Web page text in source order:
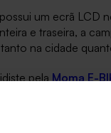
um ecrã LCD
e traseira, a
na cidade
pela Moma E-